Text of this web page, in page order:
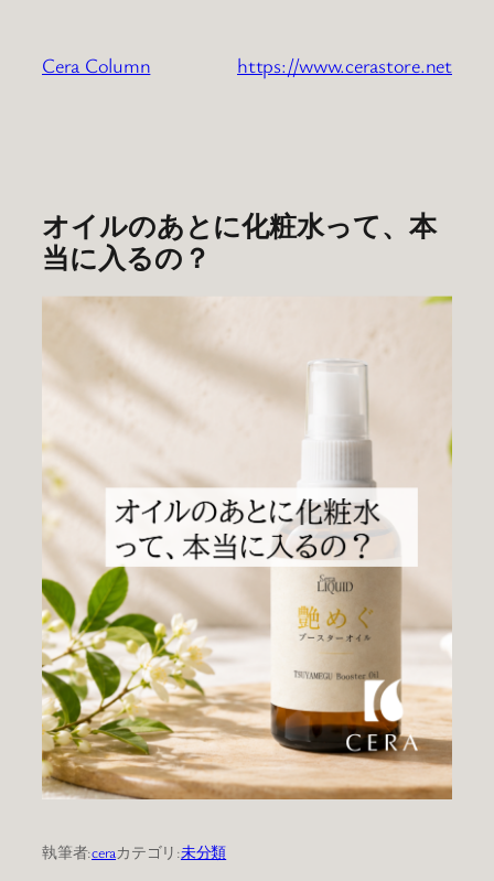
Cera Column https://www.cerastore.net
オイルのあとに化粧水って、本
当に入るの？
執筆者:ceraカテゴリ:未分類